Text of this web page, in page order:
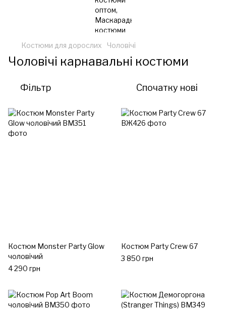
Костюми для дорослих Чоловічі
Чоловічі карнавальні костюми
Фільтр Спочатку нові
Костюм Monster Party Glow
чоловічий
4 290 грн
Костюм Party Crew 67
3 850 грн